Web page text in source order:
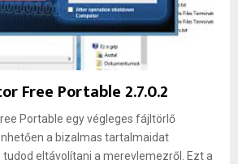
Free Portable 2.7.0.2
Portable egy végleges fájltörlő
a bizalmas tartalmaidat
eltávolítani a merevlemezről. Ezt a